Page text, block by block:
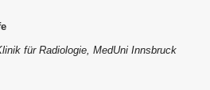
für Radiologie, MedUni Innsbruck